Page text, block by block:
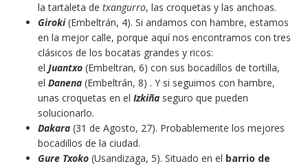
la tartaleta de txangurro, las croquetas y las anchoas.
Giroki(Embeltrán, 4). Si andamos con hambre, estamos
en la mejor calle, porque aquí nos encontramos con tres
clásicos de los bocatas grandes y ricos:
el Juantxo (Embeltran, 6) con sus bocadillos de tortilla,
el Danena (Embeltrán, 8) . Y si seguimos con hambre,
unas croquetas en el Izkiña seguro que pueden
solucionarlo.
Dakara (31 de Agosto, 27). Probablemente los mejores
bocadillos de la ciudad.
Gure Txoko (Usandizaga, 5). Situado en el barrio de